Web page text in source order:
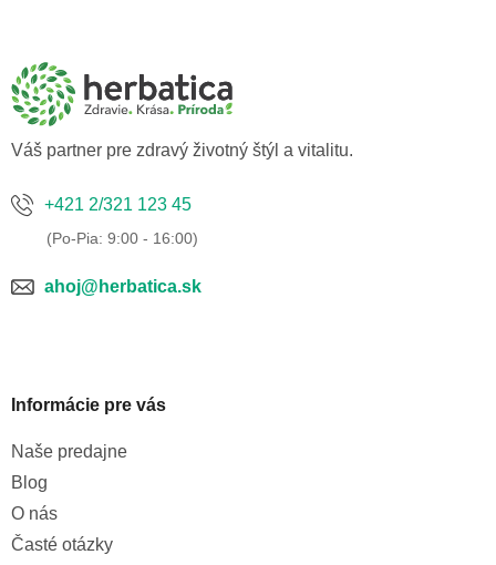
Váš partner pre zdravý životný štýl a vitalitu.
+421 2/321 123 45
ahoj@herbatica.sk
Informácie pre vás
Naše predajne
Blog
O nás
Časté otázky